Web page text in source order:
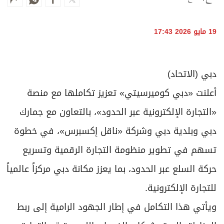
الأحوال الجوية
19 مايو 2026 17:43
دبي (الاتحاد)
أعلنت «دبي كوميرسيتي» تعزيز تكاملها مع منصة
«التجارة الإلكترونية عبر الحدود»، بالتعاون مع جمارك
دبي وبلدية دبي وشركة «ناقل إكسبرس»، في خطوة
تسهم في تطوير منظومة التجارة الرقمية وتسريع
حركة السلع عبر الحدود، بما يعزز مكانة دبي مركزاً عالمياً
للتجارة الإلكترونية.
ويأتي هذا التكامل في إطار الجهود الرامية إلى ربط